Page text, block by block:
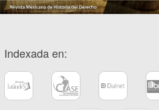
Indexada en: